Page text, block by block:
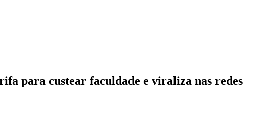
para custear faculdade e viraliza nas redes